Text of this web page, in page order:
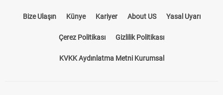
Bize Ulaşın Künye Kariyer About US Yasal Uyarı
Çerez Politikası Gizlilik Politikası
KVKK Aydınlatma Metni Kurumsal